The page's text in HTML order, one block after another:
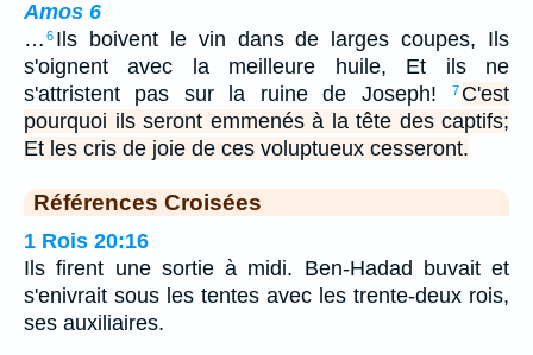
Amos 6
… 6 Ils boivent le vin dans de larges coupes, Ils
s'oignent avec la meilleure huile, Et ils ne
s'attristent pas sur la ruine de Joseph!
7 C'est
pourquoi ils seront emmenés à la tête des captifs;
Et les cris de joie de ces voluptueux cesseront.
Références Croisées
1 Rois 20:16
Ils firent une sortie à midi. Ben-Hadad buvait et
s'enivrait sous les tentes avec les trente-deux rois,
ses auxiliaires.